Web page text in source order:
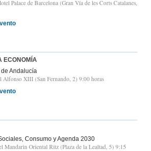
Palace de Barcelona (Gran Vía de les Corts Catalanes,
ECONOMÍA
Andalucía
Alfonso XIII (San Fernando, 2) 9:00 horas
Consumo y Agenda 2030
Mandarin Oriental Ritz (Plaza de la Lealtad, 5) 9:15